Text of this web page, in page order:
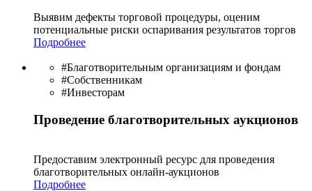
Выявим дефекты торговой процедуры, оценим
потенциальные риски оспаривания результатов торгов
Подробнее
#Благотворительным организациям и фондам
#Собственникам
#Инвесторам
Проведение благотворительных аукционов
Предоставим электронный ресурс для проведения
благотво­рительных онлайн-аукционов
Подробнее